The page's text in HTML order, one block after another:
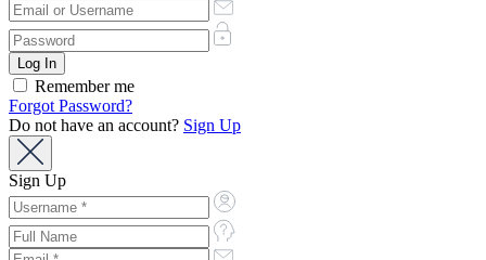
Remember me
Forgot Password?
Do not have an account? Sign Up
Sign Up